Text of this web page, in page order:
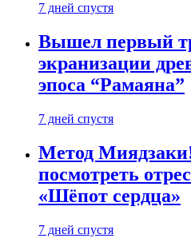
7 дней спустя
Вышел первый
экранизации
эпоса “Рамаяна”
7 дней спустя
Метод
посмотреть
«Шёпот сердца»
7 дней спустя